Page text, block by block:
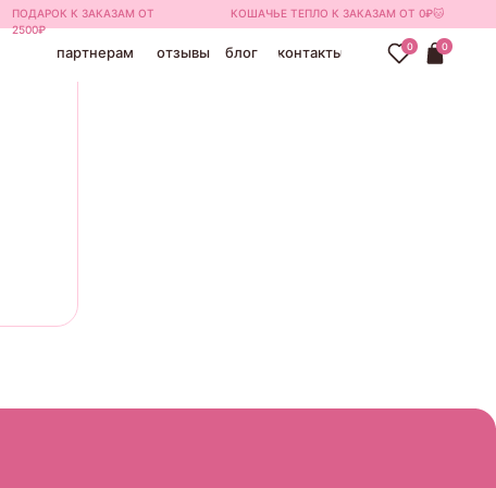
ПОДАРОК К ЗАКАЗАМ ОТ
2500₽
КОШАЧЬЕ ТЕПЛО К ЗАКАЗАМ ОТ 0₽🐱
отзывы
партнерам блог контакты 0 0